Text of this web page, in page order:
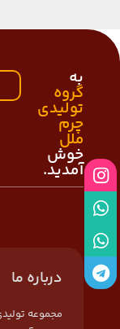
به
گروه
تولیدی
چرم
ملل
خوش
آمدید.
درباره ما